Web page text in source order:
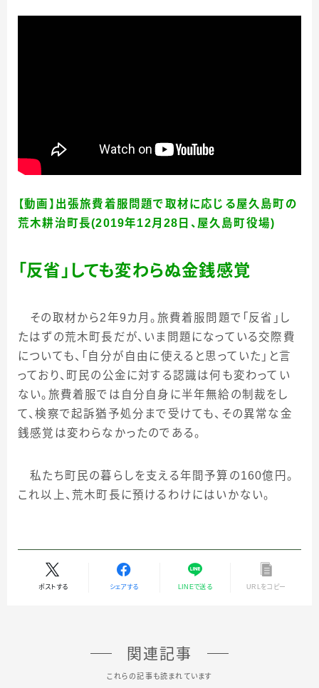
【動画】出張旅費着服問題で取材に応じる屋久島町の
荒木耕治町長(2019年12月28日、屋久島町役場)
「反省」しても変わらぬ金銭感覚
その取材から2年9 カ月。旅費着服問題で「反省」し
たはずの荒木町長だが、いま問題になっている交際費
についても、「自分が自由に使えると思っていた」と言
っており、町民の公金に対する認識は何も変わってい
ない。旅費着服では自分自身に半年無給の制裁をし
て、検察で起訴猶予処分まで受けても、その異常な金
銭感覚は変わらなかったのである。
私たち町民の暮らしを支える年間予算の160億円。
これ以上、荒木町長に預けるわけにはいかない。
ポストする シェアする LINEで送る URLをコピー
関連記事
これらの記事も読まれています